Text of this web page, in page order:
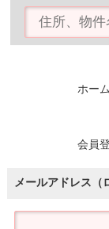
物件を探す
購入TOP
条件から探す
住宅ローン控除シミ
ホー
会員
メールアドレス（